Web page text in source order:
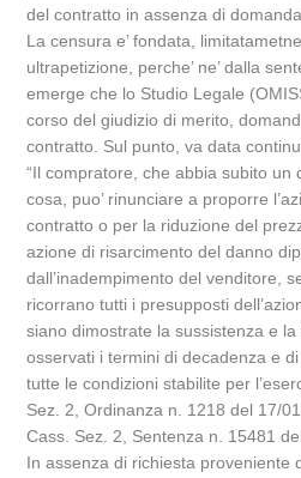
del contratto in assenza di
La censura e’ fondata,
ultrapetizione, perche’ ne’ dalla
emerge che lo Studio Legale
corso del giudizio di merito,
contratto. Sul punto, va data
“Il compratore, che abbia subito un
cosa, puo’ rinunciare a proporre
contratto o per la riduzione del
azione di risarcimento del danno
dall’inadempimento del venditore,
ricorrano tutti i presupposti
siano dimostrate la sussistenza e
osservati i termini di decadenza e
tutte le condizioni stabilite per
Sez. 2, Ordinanza n. 1218 del 17/
Cass. Sez. 2, Sentenza n. 15481
In assenza di richiesta proveniente